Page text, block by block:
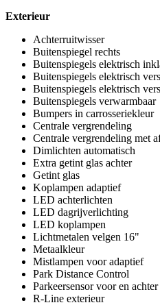
Exterieur
Achterruitwisser
Buitenspiegel rechts
Buitenspiegels elektrisch
Buitenspiegels elektrisch
Buitenspiegels elektrisch
Buitenspiegels verwarmbaar
Bumpers in carrosseriekleur
Centrale vergrendeling
Centrale vergrendeling met
Dimlichten automatisch
Extra getint glas achter
Getint glas
Koplampen adaptief
LED achterlichten
LED dagrijverlichting
LED koplampen
Lichtmetalen velgen 16"
Metaalkleur
Mistlampen voor adaptief
Park Distance Control
Parkeersensor voor en achter
R-Line exterieur